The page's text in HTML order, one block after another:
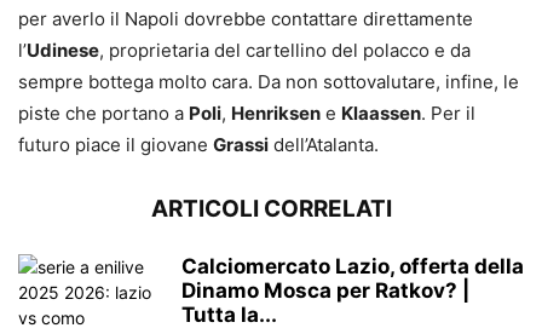
per averlo il Napoli dovrebbe contattare direttamente
l’Udinese, proprietaria del cartellino del polacco e da
sempre bottega molto cara. Da non sottovalutare, infine, le
piste che portano a Poli, Henriksen e Klaassen. Per il
futuro piace il giovane Grassi dell’Atalanta.
ARTICOLI CORRELATI
Calciomercato Lazio, offerta della
Dinamo Mosca per Ratkov? |
Tutta la...